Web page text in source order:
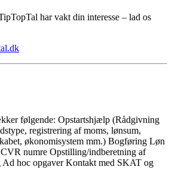
har vakt din interesse – lad os
følgende: Opstartshjælp (Rådgivning
registrering af moms, lønsum,
økonomisystem mm.) Bogføring Løn
numre Opstilling/indberetning af
Ad hoc opgaver Kontakt med SKAT og